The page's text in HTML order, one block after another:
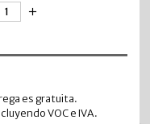
es gratuita.
VOC e IVA.